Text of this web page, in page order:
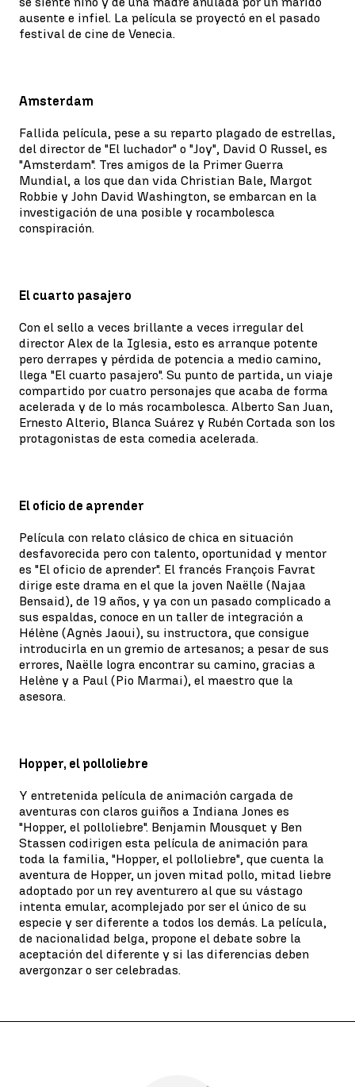
ausente e infiel. La película se proyectó en el pasado
festival de cine de Venecia.
Amsterdam
Fallida película, pese a su reparto plagado de estrellas,
del director de "El luchador" o "Joy", David O Russel, es
"Amsterdam". Tres amigos de la Primer Guerra
Mundial, a los que dan vida Christian Bale, Margot
Robbie y John David Washington, se embarcan en la
investigación de una posible y rocambolesca
conspiración.
El cuarto pasajero
Con el sello a veces brillante a veces irregular del
director Alex de la Iglesia, esto es arranque potente
pero derrapes y pérdida de potencia a medio camino,
llega "El cuarto pasajero". Su punto de partida, un viaje
compartido por cuatro personajes que acaba de forma
acelerada y de lo más rocambolesca. Alberto San Juan,
Ernesto Alterio, Blanca Suárez y Rubén Cortada son los
protagonistas de esta comedia acelerada.
El oficio de aprender
Película con relato clásico de chica en situación
desfavorecida pero con talento, oportunidad y mentor
es "El oficio de aprender". El francés François Favrat
dirige este drama en el que la joven Naëlle (Najaa
Bensaid), de 19 años, y ya con un pasado complicado a
sus espaldas, conoce en un taller de integración a
Hélène (Agnès Jaoui), su instructora, que consigue
introducirla en un gremio de artesanos; a pesar de sus
errores, Naëlle logra encontrar su camino, gracias a
Helène y a Paul (Pio Marmai), el maestro que la
asesora.
Hopper, el polloliebre
Y entretenida película de animación cargada de
aventuras con claros guiños a Indiana Jones es
"Hopper, el polloliebre". Benjamin Mousquet y Ben
Stassen codirigen esta película de animación para
toda la familia, "Hopper, el polloliebre", que cuenta la
aventura de Hopper, un joven mitad pollo, mitad liebre
adoptado por un rey aventurero al que su vástago
intenta emular, acomplejado por ser el único de su
especie y ser diferente a todos los demás. La película,
de nacionalidad belga, propone el debate sobre la
aceptación del diferente y si las diferencias deben
avergonzar o ser celebradas.